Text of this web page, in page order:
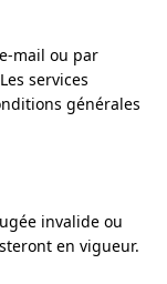
mail ou par
services
générales
invalide ou
en vigueur.